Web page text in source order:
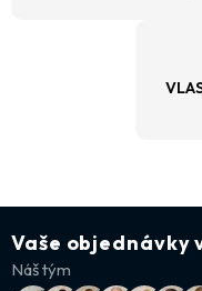
Vaše objednávky
Náš tým